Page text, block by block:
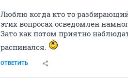
Люблю когда кто то
этих вопросах осведомлен
Зато как потом приятно
распинался.
ОТВЕТИТЬ